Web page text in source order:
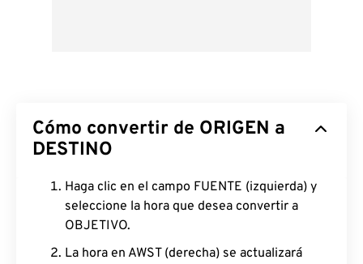
Cómo convertir de ORIGEN a
DESTINO
Haga clic en el campo FUENTE (izquierda) y
seleccione la hora que desea convertir a
OBJETIVO.
La hora en AWST (derecha) se actualizará